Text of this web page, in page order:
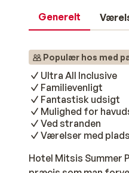
Generelt
Populær hos med
Ultra All Inclusive
Familievenligt
Fantastisk udsigt
Mulighed for
Ved stranden
Værelser med
Hotel Mitsis Summer